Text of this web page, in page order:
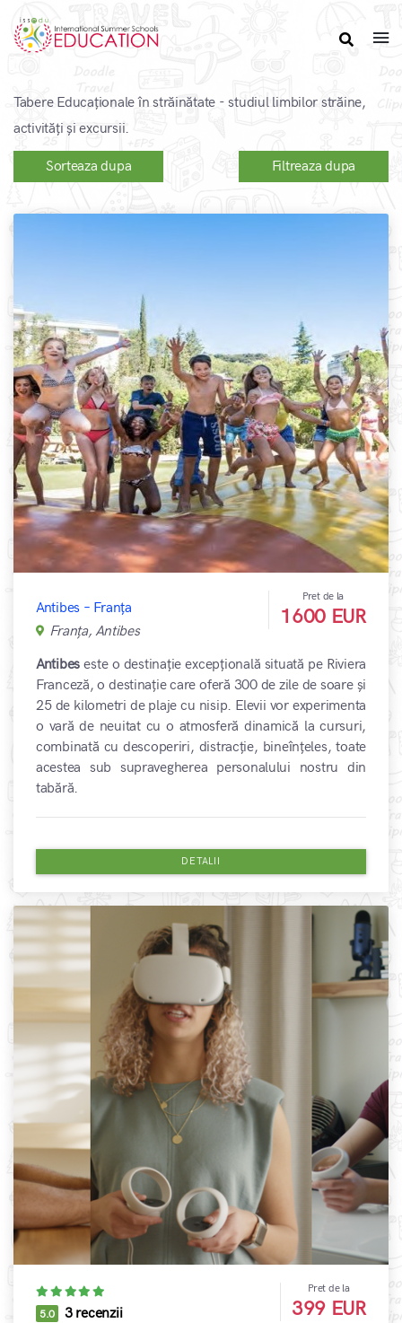
Tabere Educaționale în străinătate - studiul limbilor străine,
activități și excursii.
Sorteaza dupa Filtreaza dupa
Antibes – Franța
Franța, Antibes
Pret de la
1600 EUR
Antibes este o destinație excepțională situată pe Riviera
Franceză, o destinație care oferă 300 de zile de soare și
25 de kilometri de plaje cu nisip. Elevii vor experimenta
o vară de neuitat cu o atmosferă dinamică la cursuri,
combinată cu descoperiri, distracție, bineînțeles, toate
acestea sub supravegherea personalului nostru din
tabără.
DETALII
5.0
3 recenzii
Pret de la
399 EUR